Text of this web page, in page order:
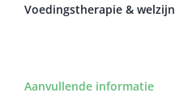
Voedingstherapie & welzijn
Aanvullende informatie